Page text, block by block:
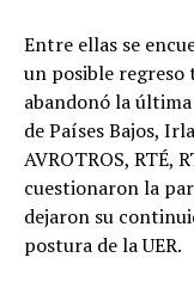
Entre ellas se
un posible regreso
abandonó la
de Países Bajos,
AVROTROS, RTÉ,
cuestionaron la
dejaron su
postura de la UER.